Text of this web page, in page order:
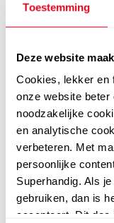
Toestemming
Deze website
Cookies, lekker en
onze website beter
noodzakelijke
en analytische
verbeteren. Met
persoonlijke
Superhandig. Als
gebruiken, dan is
accepteert. Dit doe